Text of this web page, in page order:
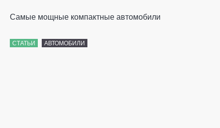
Самые мощные компактные автомобили
СТАТЬИ АВТОМОБИЛИ